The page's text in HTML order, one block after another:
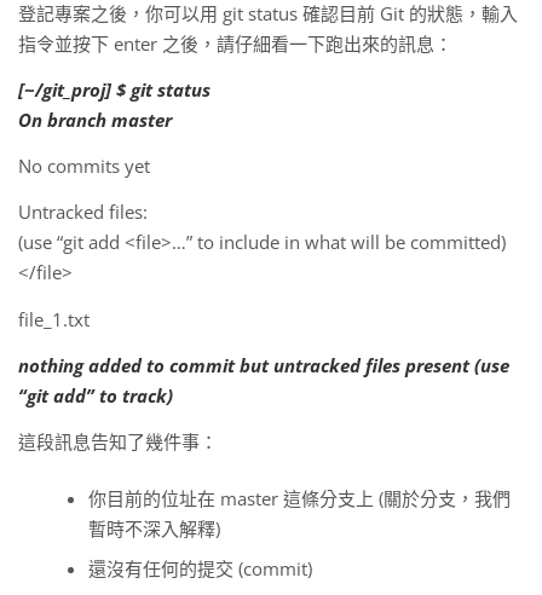
登記專案之後，你可以用 git status 確認目前 Git 的狀態，輸入
指令並按下 enter 之後，請仔細看一下跑出來的訊息：
[~/git_proj] $ git status
On branch master
No commits yet
Untracked files:
(use “git add <file>…” to include in what will be committed)
</file>
file_1.txt
nothing added to commit but untracked files present (use
“git add” to track)
這段訊息告知了幾件事：
你目前的位址在 master 這條分支上 (關於分支，我們
暫時不深入解釋)
還沒有任何的提交 (commit)